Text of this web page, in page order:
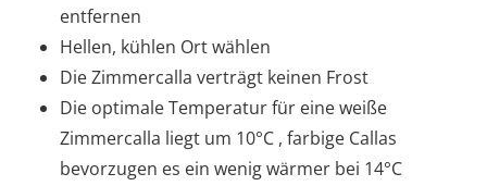
entfernen
Hellen, kühlen Ort wählen
Die Zimmercalla verträgt keinen Frost
Die optimale Temperatur für eine weiße
Zimmercalla liegt um 10°C , farbige Callas
bevorzugen es ein wenig wärmer bei 14°C